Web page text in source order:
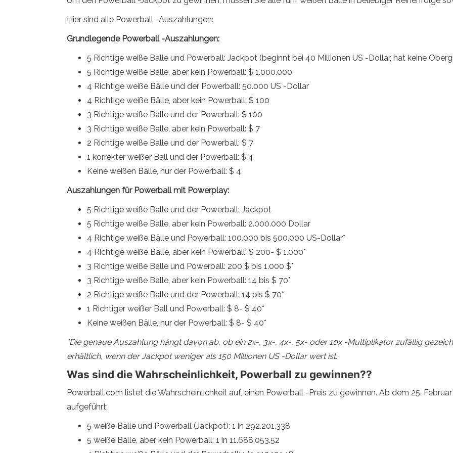
Hier sind alle Powerball -Auszahlungen:
Grundlegende Powerball -Auszahlungen:
5 Richtige weiße Bälle und Powerball: Jackpot (beginnt bei 40 Millionen US -Dollar, hat keine
5 Richtige weiße Bälle, aber kein Powerball: $ 1.000.000
4 Richtige weiße Bälle und der Powerball: 50.000 US -Dollar
4 Richtige weiße Bälle, aber kein Powerball: $ 100
3 Richtige weiße Bälle und der Powerball: $ 100
3 Richtige weiße Bälle, aber kein Powerball: $ 7
2 Richtige weiße Bälle und der Powerball: $ 7
1 korrekter weißer Ball und der Powerball: $ 4
Keine weißen Bälle, nur der Powerball: $ 4
Auszahlungen für Powerball mit Powerplay:
5 Richtige weiße Bälle und der Powerball: Jackpot
5 Richtige weiße Bälle, aber kein Powerball: 2.000.000 Dollar
4 Richtige weiße Bälle und Powerball: 100.000 bis 500.000 US-Dollar*
4 Richtige weiße Bälle, aber kein Powerball: $ 200- $ 1.000*
3 Richtige weiße Bälle und Powerball: 200 $ bis 1.000 $*
3 Richtige weiße Bälle, aber kein Powerball: 14 bis $ 70*
2 Richtige weiße Bälle und der Powerball: 14 bis $ 70*
1 Richtiger weißer Ball und Powerball: $ 8- $ 40*
Keine weißen Bälle, nur der Powerball: $ 8- $ 40*
*Die genaue Auszahlung hängt davon ab, ob ein 2x-, 3x-, 4x-, 5x- oder 10x -Multiplikator zufällig
erhältlich, wenn der Jackpot weniger als 150 Millionen US -Dollar wert ist.
Was sind die Wahrscheinlichkeit, Powerball zu gewinnen??
Powerball.com listet die Wahrscheinlichkeit auf, einen Powerball -Preis zu gewinnen. Ab dem 25.
aufgeführt:
5 weiße Bälle und Powerball (Jackpot): 1 in 292.201.338
5 weiße Bälle, aber kein Powerball: 1 in 11.688.053.52